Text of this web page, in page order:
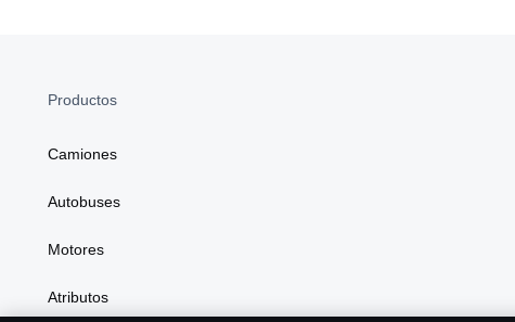
Productos
Camiones
Autobuses
Motores
Atributos